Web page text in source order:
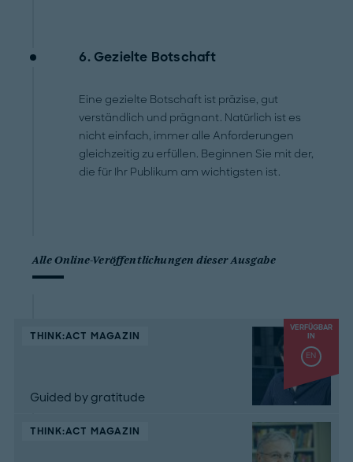
6. Gezielte Botschaft
Eine gezielte Botschaft ist präzise, gut
verständlich und prägnant. Natürlich ist es
nicht einfach, immer alle Anforderungen
gleichzeitig zu erfüllen. Beginnen Sie mit der,
die für Ihr Publikum am wichtigsten ist.
Alle Online-Veröffentlichungen dieser Ausgabe
VERFÜGBAR
IN
EN
THINK:ACT MAGAZIN
Guided by gratitude
THINK:ACT MAGAZIN